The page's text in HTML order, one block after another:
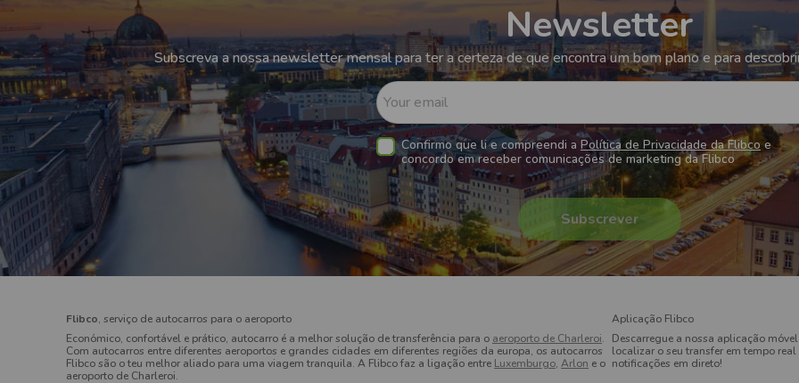
Newsletter
Subscreva a nossa newsletter mensal para ter a certeza de que encontra um bom plano e para
Your email
Confirmo que li e compreendi a Política de Privacidade da Flibco e
concordo em receber comunicações de marketing da Flibco
Flibco, serviço de autocarros para o aeroporto
Económico, confortável e prático, autocarro é a melhor solução de transferência para o aeroporto de Charleroi.
Com autocarros entre diferentes aeroportos e grandes cidades em diferentes regiões da europa, os autocarros
Flibco são o teu melhor aliado para uma viagem tranquila. A Flibco faz a ligação entre Luxemburgo, Arlon e o
aeroporto de Charleroi.
Aplicação Flibco
Descarregue a nossa aplicação
localizar o seu transfer em tempo real
notificações em direto!